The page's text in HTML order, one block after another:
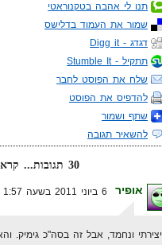
תנו לי אהבה בטקנוראטי
שמור את העמוד בדלישס
דגדג - Digg it
תתקיל - Stumble It
שלח את הפוסט לחבר
להדפיס את הפוסט
שתף ושמור
להשאיר תגובה
30 תגובות... קרא אותן למטה או
אופיר
יצירתי ונחמד, אבל זה בסה"כ גימיק.